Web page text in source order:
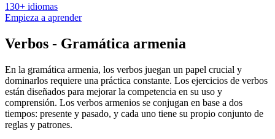
130+ idiomas
Empieza a aprender
Verbos - Gramática armenia
En la gramática armenia, los verbos juegan un papel crucial y
dominarlos requiere una práctica constante. Los ejercicios de verbos
están diseñados para mejorar la competencia en su uso y
comprensión. Los verbos armenios se conjugan en base a dos
tiempos: presente y pasado, y cada uno tiene su propio conjunto de
reglas y patrones.